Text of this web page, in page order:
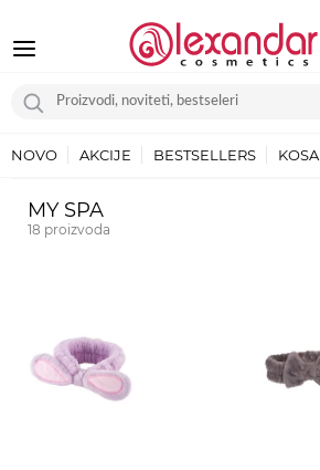
NOVO AKCIJE BESTSELLERS KOSA
MY SPA
18 proizvoda